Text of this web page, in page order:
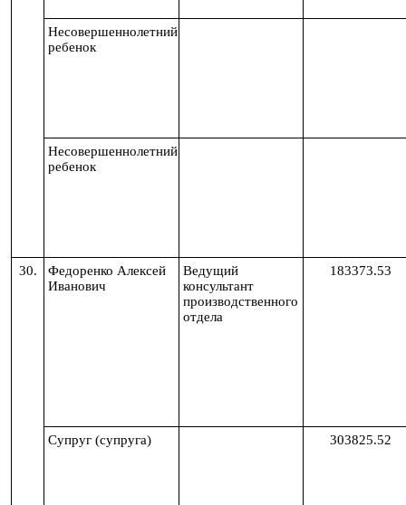
Несовершеннолетний
ребенок
Несовершеннолетний
ребенок
30.
Федоренко Алексей
Иванович
Ведущий
консультант
производственного
отдела
183373.53
Супруг (супруга) 303825.52